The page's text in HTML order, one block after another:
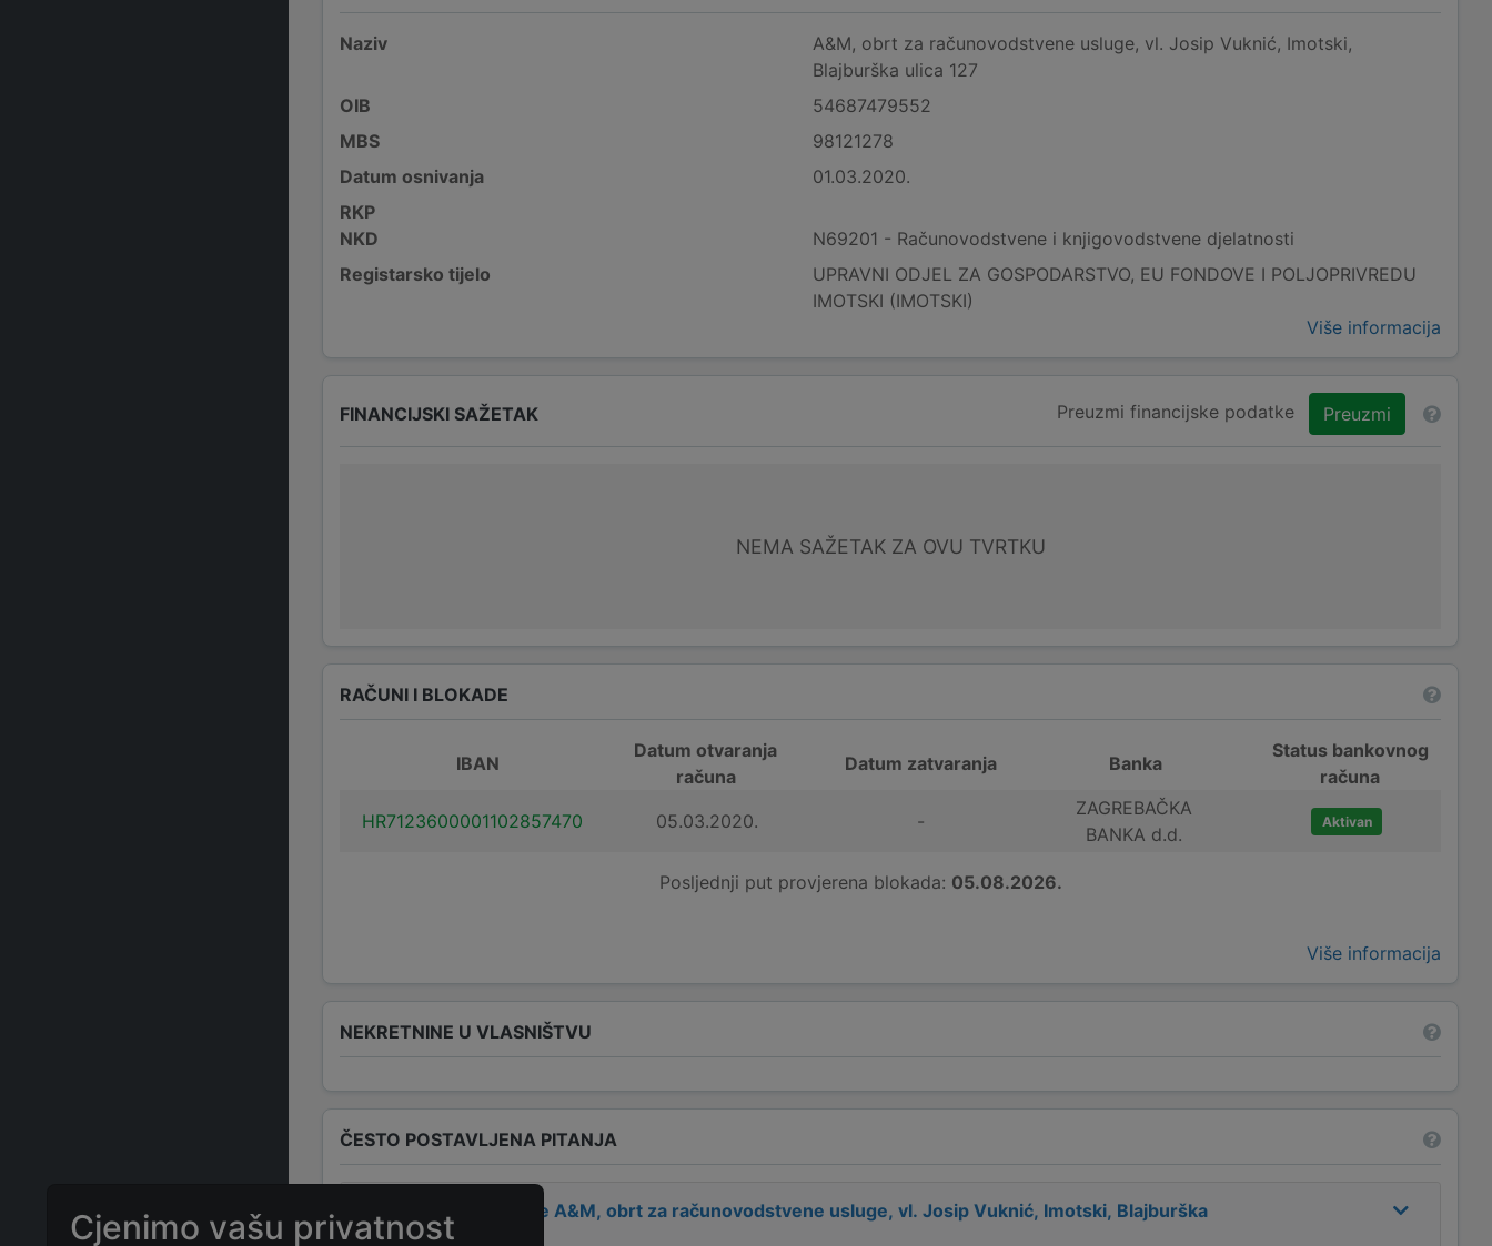
Naziv
A&M, obrt za računovodstvene usluge, vl. Josip Vuknić, Imotski,
Blajburška ulica 127
OIB
54687479552
MBS
98121278
Datum osnivanja
01.03.2020.
RKP
NKD
N69201 - Računovodstvene i knjigovodstvene djelatnosti
Registarsko tijelo
UPRAVNI ODJEL ZA GOSPODARSTVO, EU FONDOVE I POLJOPRIVREDU
IMOTSKI (IMOTSKI)
Više informacija
FINANCIJSKI SAŽETAK Preuzmi financijske podatke Preuzmi
NEMA SAŽETAK ZA OVU TVRTKU
RAČUNI I BLOKADE
IBAN
Datum otvaranja
računa
Datum zatvaranja Banka
Status bankovnog
računa
HR7123600001102857470
05.03.2020. -
ZAGREBAČKA
BANKA d.d.
Aktivan
Posljednji put provjerena blokada: 05.08.2026.
Više informacija
NEKRETNINE U VLASNIŠTVU
ČESTO POSTAVLJENA PITANJA
Koja je adresa tvrtke A&M, obrt za računovodstvene usluge, vl. Josip Vuknić, Imotski, Blajburška
ulica 127?
Cjenimo vašu privatnost